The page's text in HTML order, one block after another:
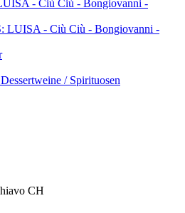
- Ciù Ciù - Bongiovanni -
LUISA - Ciù Ciù - Bongiovanni -
/ Spirituosen
CH